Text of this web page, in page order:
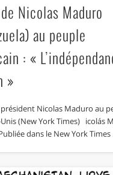
Nicolas Maduro
au peuple
: «
»
Nicolas Maduro au
(New York Times) icolás
dans le New York